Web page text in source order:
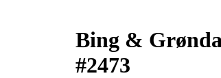
Bing &
#2473